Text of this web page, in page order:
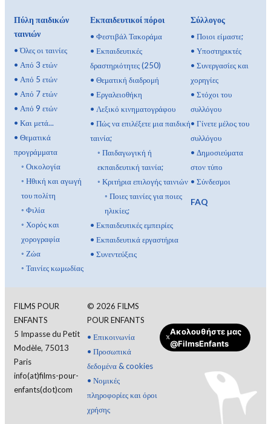
Πύλη παιδικών
ταινιών
•Όλες οι ταινίες
• Από 3 ετών
• Από 5 ετών
• Από 7 ετών
• Από 9 ετών
• Και μετά...
• Θεματικά
προγράμματα
◦ Οικολογία
◦ Ηθική και αγωγή
του πολίτη
◦ Φιλία
◦ Χορός και
χορογραφία
◦ Ζώα
◦ Ταινίες κωμωδίας
Εκπαιδευτικοί πόροι
• Φεστιβάλ Τακοράμα
• Εκπαιδευτικές
δραστηριότητες (250)
• Θεματική διαδρομή
• Εργαλειοθήκη
• Λεξικό κινηματογράφου
• Πώς να επιλέξετε μια παιδική
ταινία;
◦ Παιδαγωγική ή
εκπαιδευτική ταινία;
◦ Κριτήρια επιλογής ταινιών
◦ Ποιες ταινίες για ποιες
ηλικίες;
• Εκπαιδευτικές εμπειρίες
• Εκπαιδευτικά εργαστήρια
• Συνεντεύξεις
Σύλλογος
•Ποιοι είμαστε;
•Υποστηρικτές
•Συνεργασίες και
χορηγίες
•Στόχοι του
συλλόγου
•Γίνετε μέλος του
συλλόγου
•Δημοσιεύματα
στον τύπο
•Σύνδεσμοι
FAQ
FILMS POUR
ENFANTS
5 Impasse du Petit
Modèle, 75013
Paris
info(at)films-pour-
enfants(dot)com
© 2026 FILMS
POUR ENFANTS
• Επικοινωνία
• Προσωπικά
δεδομένα & cookies
• Νομικές
πληροφορίες και όροι
χρήσης
Ακολουθήστε μας
@FilmsEnfants